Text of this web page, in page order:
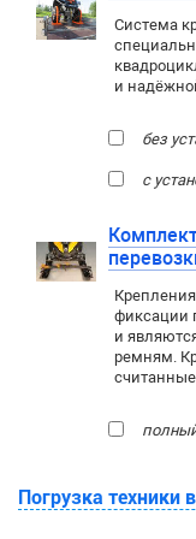
Система
и
без
с
фиксации
и
ремням.
Погрузка техники